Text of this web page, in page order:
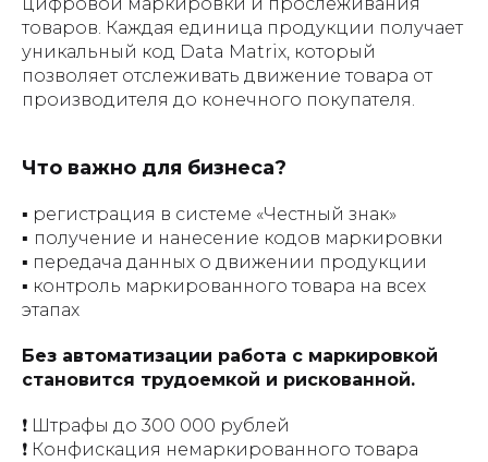
товаров. Каждая единица продукции получает
уникальный код Data Matrix, который
позволяет отслеживать движение товара от
производителя до конечного покупателя.
Что важно для бизнеса?
▪ регистрация в системе «Честный знак»
▪ получение и нанесение кодов маркировки
▪ передача данных о движении продукции
▪ контроль маркированного товара на всех
этапах
Без автоматизации работа с маркировкой
становится трудоемкой и рискованной.
❗ Штрафы до 300 000 рублей
❗ Конфискация немаркированного товара